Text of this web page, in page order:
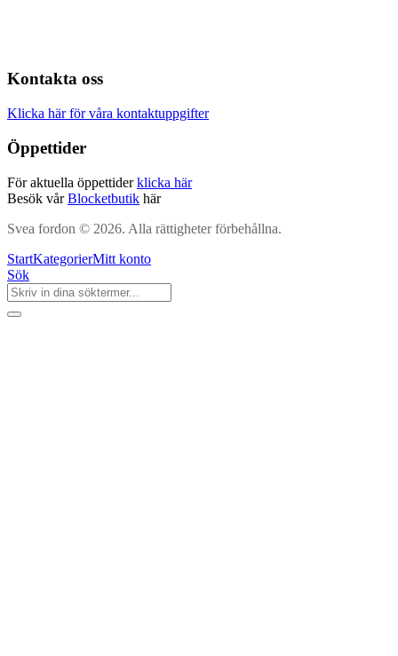
Kontakta oss
Klicka här för våra kontaktuppgifter
Öppettider
För aktuella öppettiderklicka här
Besök vårBlocketbutik här
Svea fordon © 2026. Alla rättigheter förbehållna.
StartKategorierMitt konto
Sök